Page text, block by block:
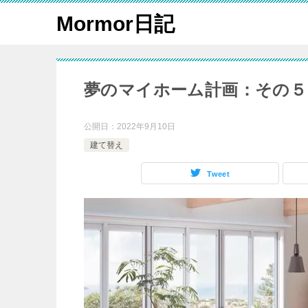
Mormor日記
夢のマイホーム計画：その５
公開日： 2022年9月10日
建て替え
Tweet